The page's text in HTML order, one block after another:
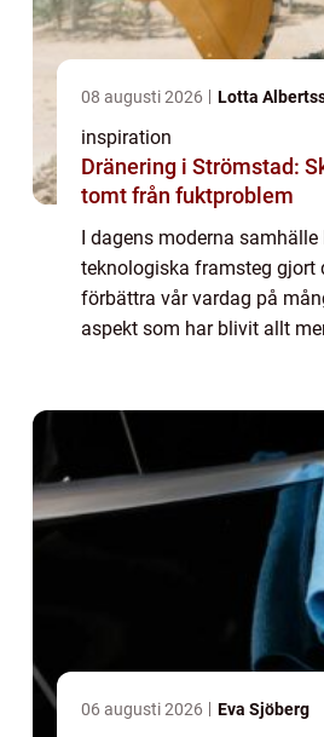
08 augusti 2026 Lotta
inspiration
Dränering i Strömstad:
tomt från fuktproblem
I dagens moderna samhälle
teknologiska framsteg gjort
förbättra vår vardag på
aspekt som har blivit allt
06 augusti 2026 Eva Sjöberg